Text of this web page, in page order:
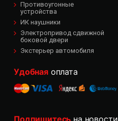
Противоугонные
устройства
ИК наушники
Электропривод сдвижной
боковой двери
Экстерьер автомобиля
Удобнаяоплата